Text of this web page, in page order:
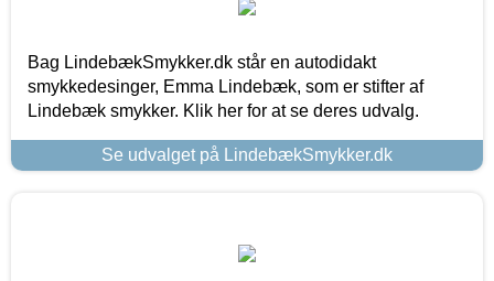
Bag LindebækSmykker.dk står en autodidakt
smykkedesinger, Emma Lindebæk, som er stifter af
Lindebæk smykker. Klik her for at se deres udvalg.
Se udvalget på LindebækSmykker.dk